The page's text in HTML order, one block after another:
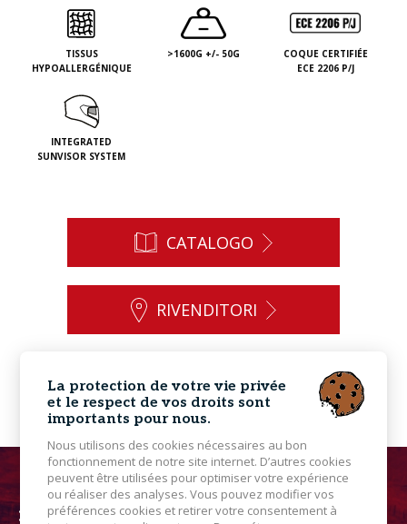
TISSUS
HYPOALLERGÉNIQUE
>1600G +/- 50G
COQUE CERTIFIÉE
ECE 2206 P/J
INTEGRATED
SUNVISOR SYSTEM
CATALOGO
RIVENDITORI
CONTATTO
La protection de votre vie privée
et le respect de vos droits sont
importants pour nous.
Nous utilisons des cookies nécessaires au bon
fonctionnement de notre site internet. D’autres cookies
peuvent être utilisées pour optimiser votre expérience
ou réaliser des analyses. Vous pouvez modifier vos
préférences cookies et retirer votre consentement à